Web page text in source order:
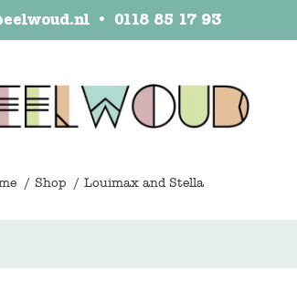
• 0118 85 17 93
Shop Louimax and Stella